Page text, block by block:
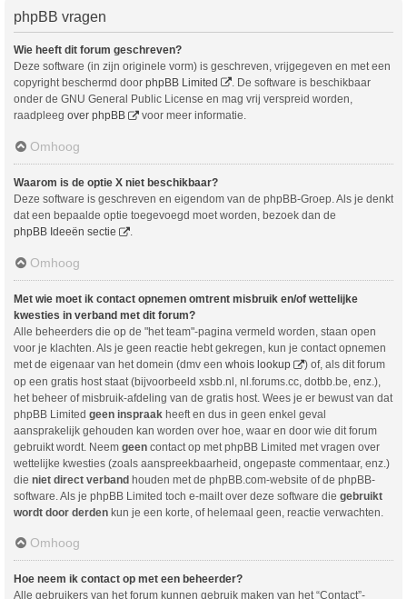
phpBB vragen
Wie heeft dit forum geschreven?
Deze software (in zijn originele vorm) is geschreven, vrijgegeven en met een
copyright beschermd door phpBB Limited
. De software is beschikbaar
onder de GNU General Public License en mag vrij verspreid worden,
raadpleeg over phpBB voor meer informatie.
Omhoog
Waarom is de optie X niet beschikbaar?
Deze software is geschreven en eigendom van de phpBB-Groep. Als je denkt
dat een bepaalde optie toegevoegd moet worden, bezoek dan de
phpBB Ideeën sectie
.
Omhoog
Met wie moet ik contact opnemen omtrent misbruik en/of wettelijke
kwesties in verband met dit forum?
Alle beheerders die op de "het team"-pagina vermeld worden, staan open
voor je klachten. Als je geen reactie hebt gekregen, kun je contact opnemen
met de eigenaar van het domein (dmv een whois lookup
) of, als dit forum
op een gratis host staat (bijvoorbeeld xsbb.nl, nl.forums.cc, dotbb.be, enz.),
het beheer of misbruik-afdeling van de gratis host. Wees je er bewust van dat
phpBB Limited geen inspraak heeft en dus in geen enkel geval
aansprakelijk gehouden kan worden over hoe, waar en door wie dit forum
gebruikt wordt. Neem geen contact op met phpBB Limited met vragen over
wettelijke kwesties (zoals aanspreekbaarheid, ongepaste commentaar, enz.)
die niet direct verband houden met de phpBB.com-website of de phpBB-
software. Als je phpBB Limited toch e-mailt over deze software die gebruikt
wordt door derden kun je een korte, of helemaal geen, reactie verwachten.
Omhoog
Hoe neem ik contact op met een beheerder?
Alle gebruikers van het forum kunnen gebruik maken van het “Contact”-